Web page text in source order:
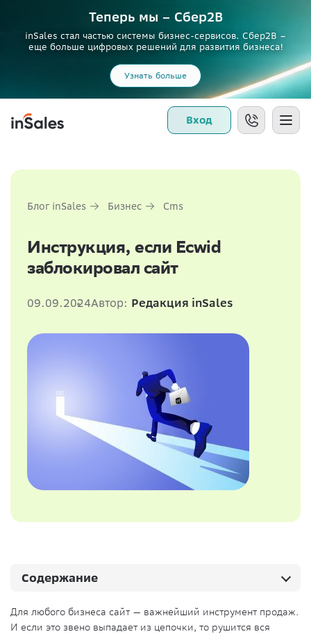
Теперь мы – Сбер2B
inSales стал частью системы бизнес-сервисов. Сбер2В –
еще больше цифровых решений для развития бизнеса!
Узнать больше
Вход
Блог inSales Бизнес Cms
Инструкция, если Ecwid
заблокировал сайт
09.09.2024Автор: Редакция inSales
Для любого бизнеса сайт — важнейший инструмент продаж.
И если это звено выпадает из цепочки, то рушится вся
Содержание